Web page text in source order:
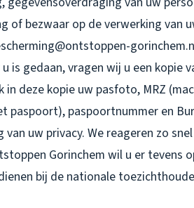
of bezwaar op de verwerking van
is gedaan, vragen wij u een
in deze kopie uw pasfoto, MRZ
paspoort), paspoortnummer en
van uw privacy. We reageren zo
Gorinchem wil u er tevens
bij de nationale